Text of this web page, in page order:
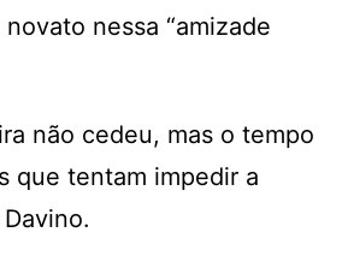
nessa “amizade
não cedeu, mas o tempo
que tentam impedir a